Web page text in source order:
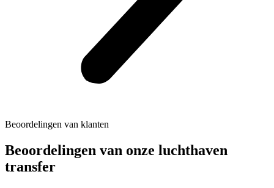
Beoordelingen van klanten
Beoordelingen van onze luchthaven
transfer